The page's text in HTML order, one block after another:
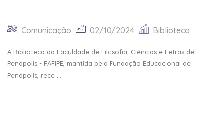
Comunicação 02/10/2024 Biblioteca
A Biblioteca da Faculdade de Filosofia, Ciências e Letras de
Penápolis - FAFIPE, mantida pela Fundação Educacional de
Penápolis, rece ...